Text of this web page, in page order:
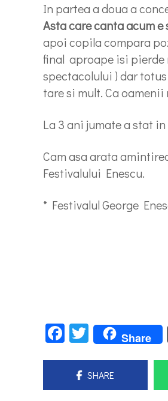
In partea a doua a
Asta care canta acum
apoi copila compara
final aproape isi pierde
spectacolului ) dar
tare si mult. Ca oamenii
La 3 ani jumate a stat
Cam asa arata
Festivalului Enescu.
* Festivalul George
Facebook
Twitter
Share
SHARE